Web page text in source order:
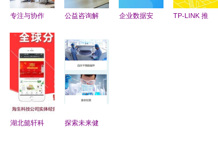
专注与协作
务咨询服务
公司纽约总
部设计赏析
公益咨询解
服务映初心
企业数据安
TP-LINK 推
湖北懿轩科
探索未来健